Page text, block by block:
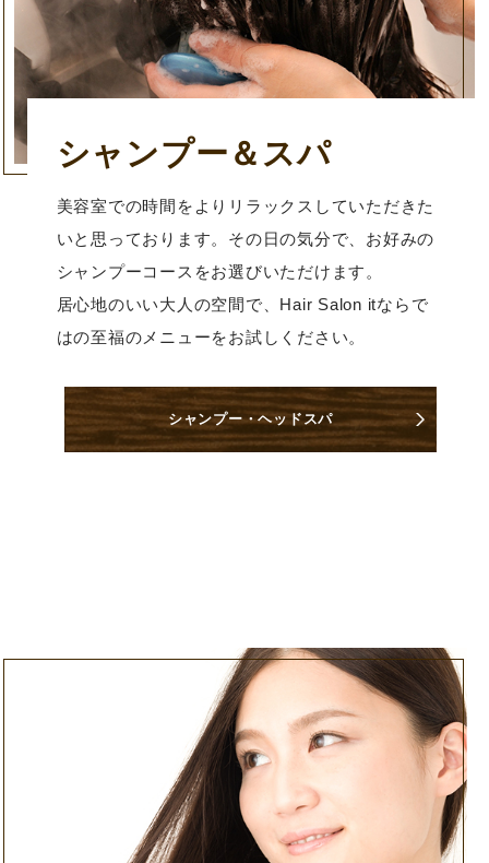
シャンプー＆スパ
美容室での時間をよりリラックスしていただきた
いと思っております。その日の気分で、お好みの
シャンプーコースをお選びいただけます。
居心地のいい大人の空間で、Hair Salon itならで
はの至福のメニューをお試しください。
シャンプー・ヘッドスパ